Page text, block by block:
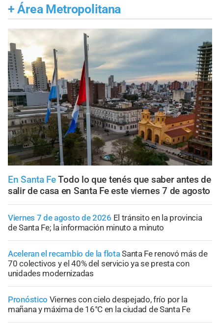
+ Área Metropolitana
En Santa FeTodo lo que tenés que saber antes de
salir de casa en Santa Fe este viernes 7 de agosto
Viernes 7 de agosto de 2026 El tránsito en la provincia
de Santa Fe; la información minuto a minuto
Aceleran el recambio de la flotaSanta Fe renovó más de
70 colectivos y el 40% del servicio ya se presta con
unidades modernizadas
Pronóstico Viernes con cielo despejado, frío por la
mañana y máxima de 16°C en la ciudad de Santa Fe